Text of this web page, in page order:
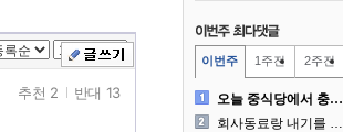
추천 2 반대 13
이번주 1주전 2주전
오늘 중식당에서 충격 목격담
회사동료랑 내기를 했습니다